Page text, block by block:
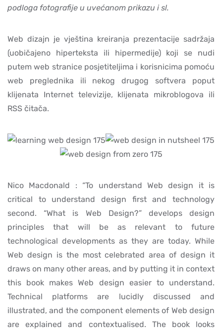
podloga fotografije u uvećanom prikazu i sl.
Web dizajn je vještina kreiranja prezentacije sadržaja
(uobičajeno hiperteksta ili hipermedije) koji se nudi
putem web stranice posjetiteljima i korisnicima pomoću
web preglednika ili nekog drugog softvera poput
klijenata Internet televizije, klijenata mikroblogova ili
RSS čitača.
Nico Macdonald : “To understand Web design it is
critical to understand design first and technology
second. “What is Web Design?” develops design
principles that will be as relevant to future
technological developments as they are today. While
Web design is the most celebrated area of design it
draws on many other areas, and by putting it in context
this book makes Web design easier to understand.
Technical platforms are lucidly discussed and
illustrated, and the component elements of Web design
are explained and contextualised. The book looks